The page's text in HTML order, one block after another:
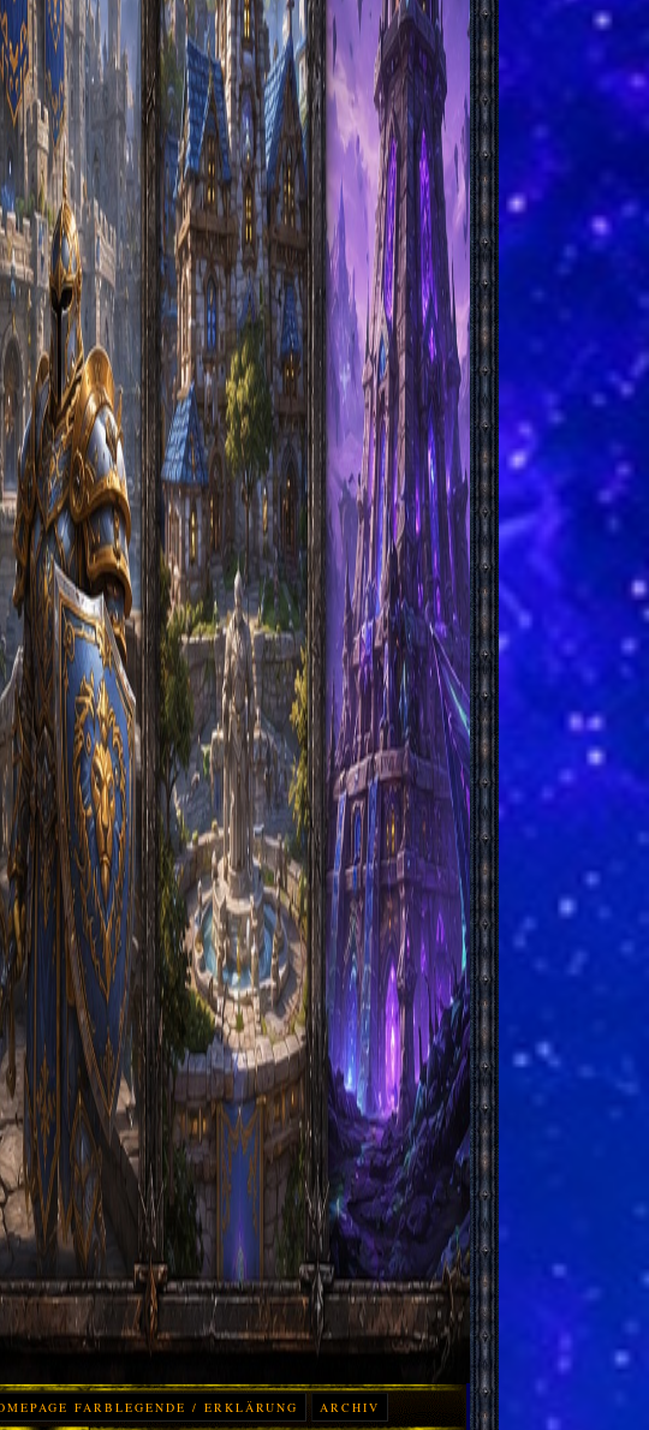
FARBLEGENDE / ERKLÄRUNG ARCHIV